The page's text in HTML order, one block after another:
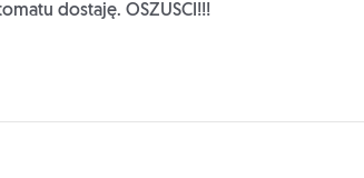
dostaję. OSZUSCI!!!